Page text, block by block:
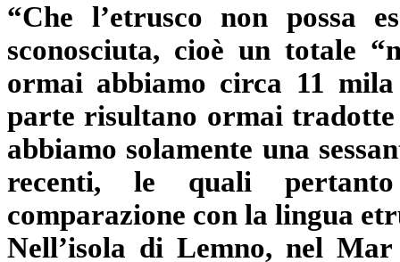
“Che l’etrusco non possa
sconosciuta, cioè un totale
ormai abbiamo circa 11
parte risultano ormai tradotte
abbiamo solamente una
recenti, le quali
comparazione con la lingua
Nell’isola di Lemno, nel